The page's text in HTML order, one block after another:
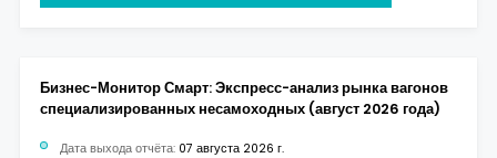
Бизнес-Монитор Смарт: Экспресс-анализ рынка вагонов
специализированных несамоходных (август 2026 года)
Дата выхода отчёта: 07 августа 2026 г.